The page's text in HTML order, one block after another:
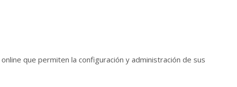
que permiten la configuración y administración de sus